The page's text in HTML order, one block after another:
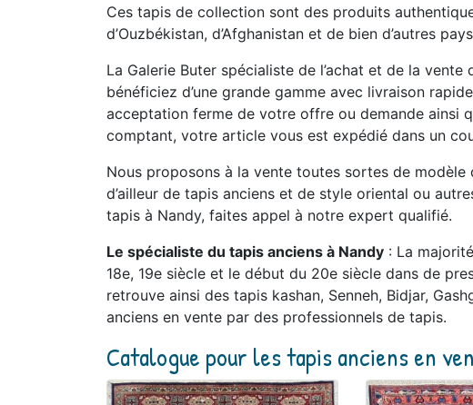
Ces tapis de collection sont des produits
d’Ouzbékistan, d’Afghanistan et de bien d’autres
La Galerie Buter spécialiste de l’achat et de la
bénéficiez d’une grande gamme avec livraison
acceptation ferme de votre offre ou demande ainsi
comptant, votre article vous est expédié dans un
Nous proposons à la vente toutes sortes de modèle
d’ailleur de tapis anciens et de style oriental ou
tapis à Nandy, faites appel à notre expert qualifié.
Le spécialiste du tapis anciens à Nandy : La
18e, 19e siècle et le début du 20e siècle dans de
retrouve ainsi des tapis kashan, Senneh, Bidjar,
anciens en vente par des professionnels de tapis.
Catalogue pour les tapis anciens en